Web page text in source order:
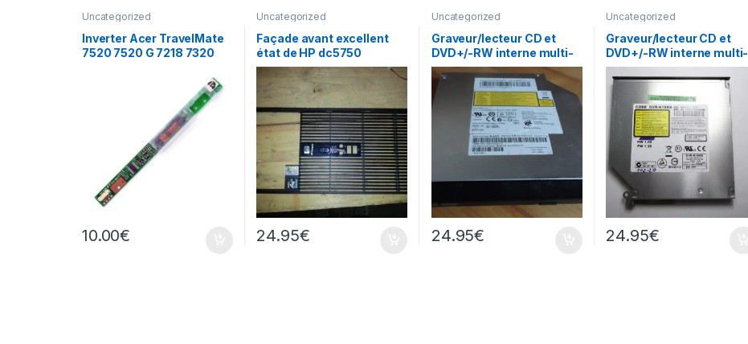
Uncategorized
Inverter Acer TravelMate
7520 7520 G 7218 7320
10.00€
Uncategorized
Façade avant excellent
état de HP dc5750
24.95€
Uncategorized
Graveur/lecteur CD et
DVD+/-RW interne multi-
recorder portable AD-
7585H
24.95€
Uncategorized
Graveur/lecteur CD et
DVD+/-RW interne multi-
recorder portable DVR-
K16RS
24.95€